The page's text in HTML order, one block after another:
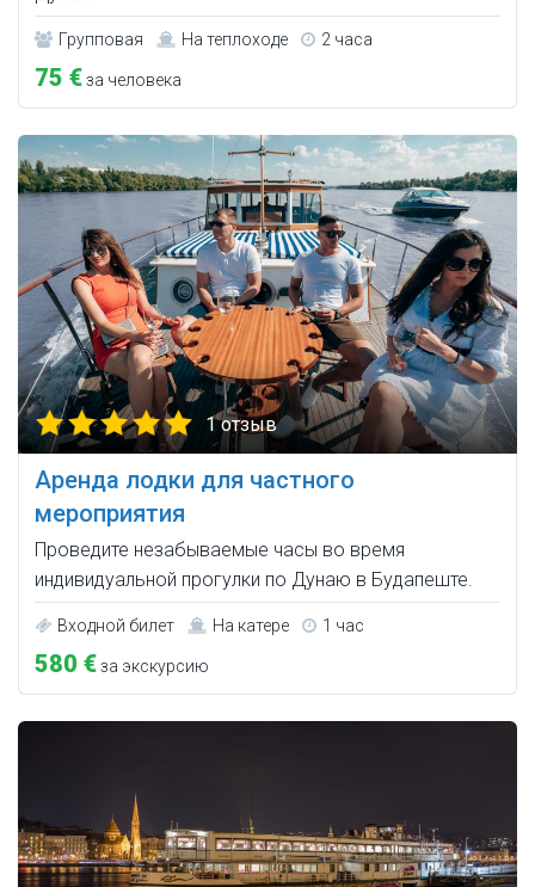
Групповая На теплоходе 2 часа
75 €за человека
1 отзыв
Аренда лодки для частного
мероприятия
Проведите незабываемые часы во время
индивидуальной прогулки по Дунаю в Будапеште.
Входной билет На катере 1 час
580 €за экскурсию